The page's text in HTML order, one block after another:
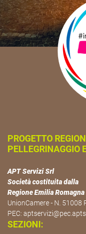
PROGETTO
PELLEGRINAGGIO
APT Servizi Srl
Società costituita dalla
Regione Emilia Romagna
UnionCamere - N. 51008
PEC:
SEZIONI: